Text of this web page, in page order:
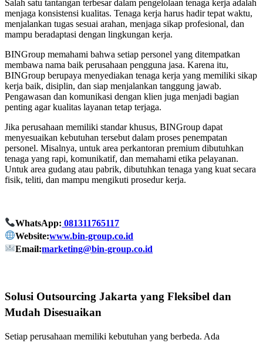
Salah satu tantangan terbesar dalam pengelolaan tenaga kerja adalah
menjaga konsistensi kualitas. Tenaga kerja harus hadir tepat waktu,
menjalankan tugas sesuai arahan, menjaga sikap profesional, dan
mampu beradaptasi dengan lingkungan kerja.
BINGroup memahami bahwa setiap personel yang ditempatkan
membawa nama baik perusahaan pengguna jasa. Karena itu,
BINGroup berupaya menyediakan tenaga kerja yang memiliki sikap
kerja baik, disiplin, dan siap menjalankan tanggung jawab.
Pengawasan dan komunikasi dengan klien juga menjadi bagian
penting agar kualitas layanan tetap terjaga.
Jika perusahaan memiliki standar khusus, BINGroup dapat
menyesuaikan kebutuhan tersebut dalam proses penempatan
personel. Misalnya, untuk area perkantoran premium dibutuhkan
tenaga yang rapi, komunikatif, dan memahami etika pelayanan.
Untuk area gudang atau pabrik, dibutuhkan tenaga yang kuat secara
fisik, teliti, dan mampu mengikuti prosedur kerja.
WhatsApp: 081311765117
Website:www.bin-group.co.id
Email:marketing@bin-group.co.id
Solusi Outsourcing Jakarta yang Fleksibel dan
Mudah Disesuaikan
Setiap perusahaan memiliki kebutuhan yang berbeda. Ada